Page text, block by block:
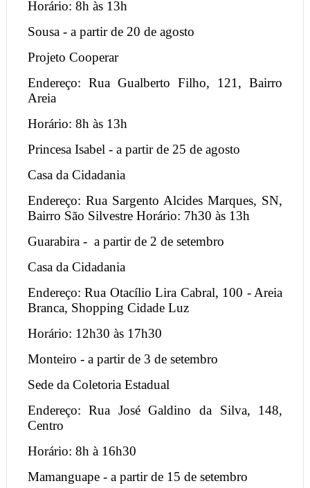
Horário: 8h às 13h
Sousa - a partir de 20 de agosto
Projeto Cooperar
Endereço: Rua Gualberto Filho, 121, Bairro
Areia
Horário: 8h às 13h
Princesa Isabel - a partir de 25 de agosto
Casa da Cidadania
Endereço: Rua Sargento Alcides Marques, SN,
Bairro São Silvestre Horário: 7h30 às 13h
Guarabira - a partir de 2 de setembro
Casa da Cidadania
Endereço: Rua Otacílio Lira Cabral, 100 - Areia
Branca, Shopping Cidade Luz
Horário: 12h30 às 17h30
Monteiro - a partir de 3 de setembro
Sede da Coletoria Estadual
Endereço: Rua José Galdino da Silva, 148,
Centro
Horário: 8h à 16h30
Mamanguape - a partir de 15 de setembro